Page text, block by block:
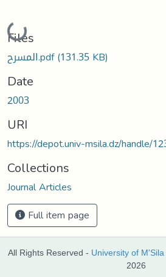
Loading...
Files
المسرح.pdf(131.35 KB)
Date
2003
URI
https://depot.univ-msila.dz/handle/
Collections
Journal Articles
Full item page
All Rights Reserved - University of M'Sila
2026